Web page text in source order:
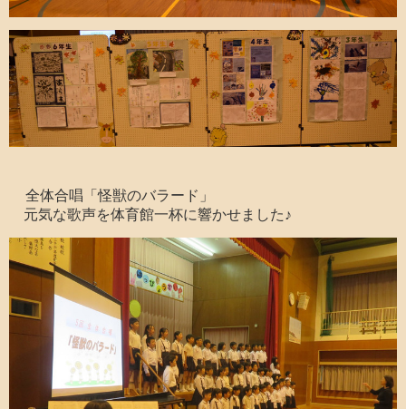
全体合唱「怪獣のバラード」
元気な歌声を体育館一杯に響かせました♪